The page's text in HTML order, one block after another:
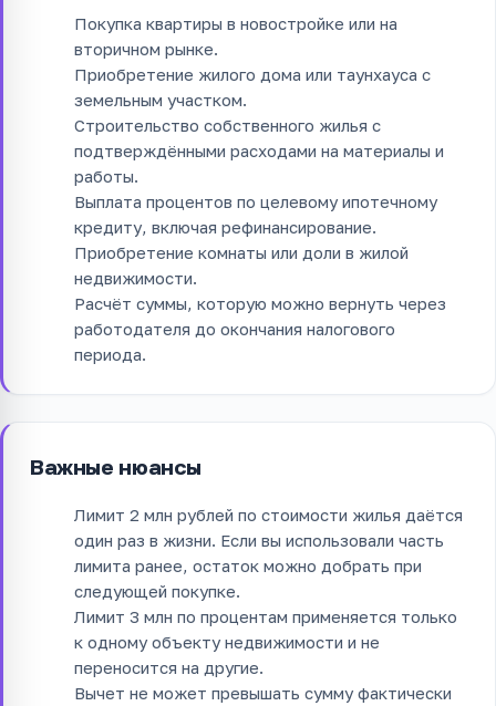
Покупка квартиры в новостройке или на
вторичном рынке.
Приобретение жилого дома или таунхауса с
земельным участком.
Строительство собственного жилья с
подтверждёнными расходами на материалы и
работы.
Выплата процентов по целевому ипотечному
кредиту, включая рефинансирование.
Приобретение комнаты или доли в жилой
недвижимости.
Расчёт суммы, которую можно вернуть через
работодателя до окончания налогового
периода.
Важные нюансы
Лимит 2 млн рублей по стоимости жилья даётся
один раз в жизни. Если вы использовали часть
лимита ранее, остаток можно добрать при
следующей покупке.
Лимит 3 млн по процентам применяется только
к одному объекту недвижимости и не
переносится на другие.
Вычет не может превышать сумму фактически